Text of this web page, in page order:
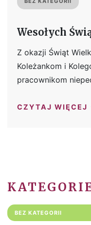
Wesołych
Z okazji Świąt
Koleżankom i
pracownikom
CZYTAJ WIĘCEJ
BEZ KATEGORII